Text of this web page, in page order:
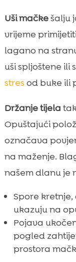
Uši mačkešalju
vrijeme
lagano na
uši spljoštene ili
stres od buke ili
Držanje tijela
Opuštajući
označava
na maženje.
našem dlanu je
Spore
ukazuju na
Pojava
pogled
prostora